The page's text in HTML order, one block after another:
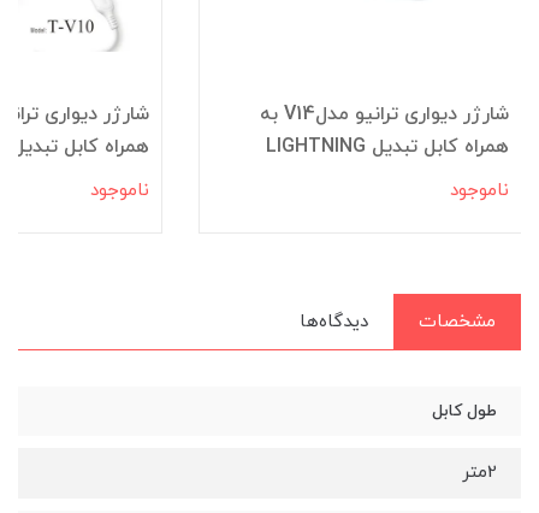
شارژر دیواری ترانیو مدلV14 به
همراه کابل تبدیل LIGHTNING
ناموجود
همراه کابل تبدیل LIGHTNING
ناموجود
مشخصات دیدگاه‌ها
طول کابل
2متر